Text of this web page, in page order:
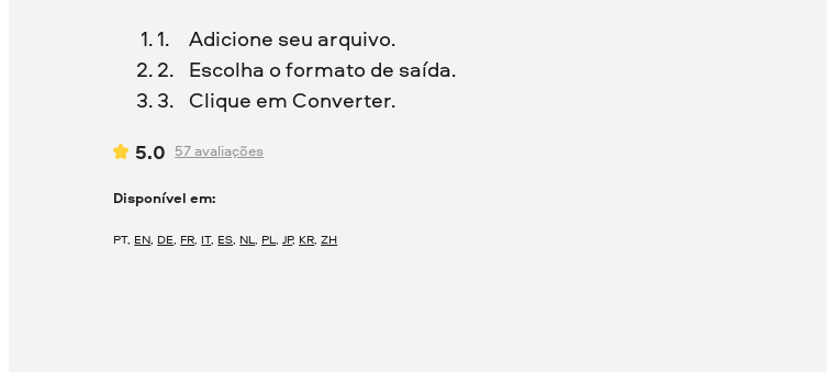
Adicione seu arquivo.
Escolha o formato de saída.
Clique em Converter.
5.0 57 avaliações
Disponível em:
PT, EN DE FR IT, ES NL PL JP, KR ,ZH